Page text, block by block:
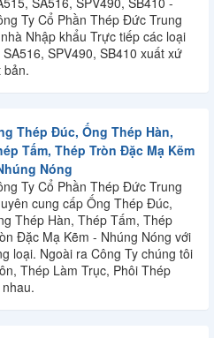
Ty Cổ Phần Thép Đức Trung
Nhập khẩu Trực tiếp các loại
SPV490, SB410 xuất xứ
bản.
Thép Đúc, Ống Thép Hàn,
Tấm, Thép Tròn Đặc Mạ Kẽm
Nóng
Ty Cổ Phần Thép Đức Trung
cung cấp Ống Thép Đúc,
Thép Hàn, Thép Tấm, Thép
Đặc Mạ Kẽm - Nhúng Nóng với
loại. Ngoài ra Công Ty chúng tôi
Thép Làm Trục, Phôi Thép